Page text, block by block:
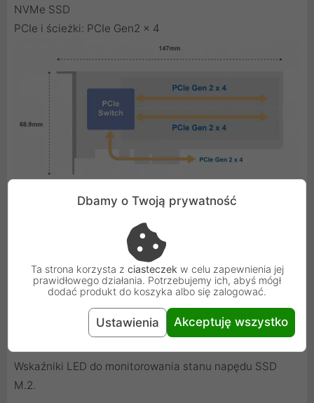
NVMe SSD
PCIe i ścieżki: PCIe Gen2 x 4
Czujniki termiczne SSD M.2 umożliwiają monitorowanie
temperatury napędów SSD M.2 w czasie rzeczywistym.
Cichy moduł chłodzący (radiator i inteligentny
wentylator) minimalizuje ryzyko przegrzania
zapewniając stałą wysoką wydajność.
Wskaźniki LED do monitorowania stanu napędu SSD
M.2.
Dbamy o Twoją prywatność
Ta strona korzysta z ciasteczek w celu zapewnienia jej
prawidłowego działania. Potrzebujemy ich, abyś mógł
dodać produkt do koszyka albo się zalogować.
Ustawienia Akceptuję wszystko